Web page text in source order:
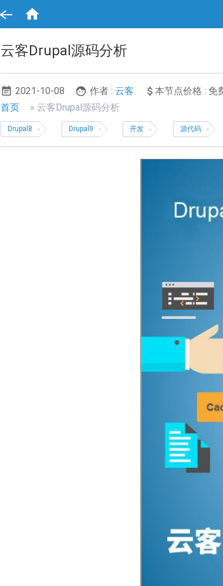

云客Drupal源码分析
2021-10-08 作者 : 云客 本节点价格 : 免
面
包
屑
首页 云客Drupal源码分析
Drupal8 Drupal9 开发 源代码